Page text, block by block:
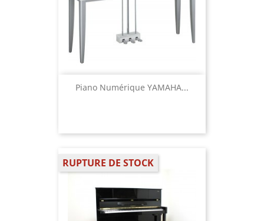
Piano Numérique YAMAHA...
RUPTURE DE STOCK